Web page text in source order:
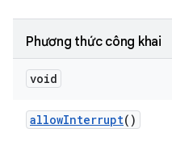
Phương thức công khai
void
allowInterrupt()